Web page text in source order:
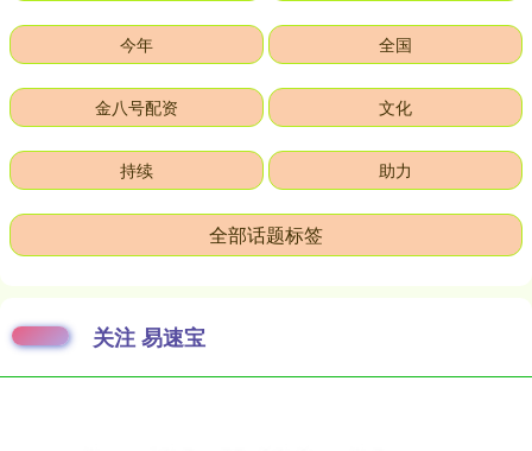
今年 全国
金八号配资 文化
持续 助力
全部话题标签
关注 易速宝